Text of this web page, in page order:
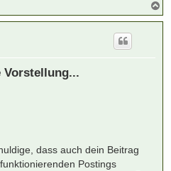
a
c
Vorstellung...
dass auch dein Beitrag
Postings